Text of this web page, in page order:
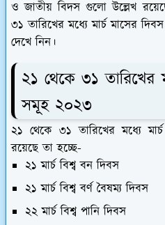
ও জাতীয় বিদস গুলো উল্লেখ
৩১ তারিখের মধ্যে মার্চ মাসের
দেখে নিন।
২১ থেকে ৩১ তারিখের
সমূহ ২০২৩
২১ থেকে ৩১ তারিখের মধ্যে
রয়েছে তা হচ্ছে-
২১ মার্চ বিশ্ব বন দিবস
২১ মার্চ বিশ্ব বর্ণ বৈষম্য দিবস
২২ মার্চ বিশ্ব পানি দিবস